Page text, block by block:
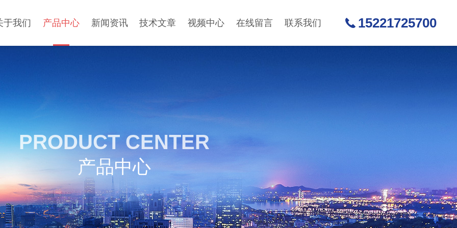
于我们 产品中心 新闻资讯 技术文章 视频中心 在线留言 联系我们 15221725700
PRODUCT CENTER
产品中心